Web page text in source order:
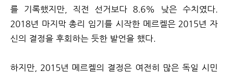
를 기록했지만, 직전 선거보다 8.6% 낮은 수치였다.
2018년 마지막 총리 임기를 시작한 메르켈은 2015년 자
신의 결정을 후회하는 듯한 발언을 했다.
하지만, 2015년 메르켈의 결정은 여전히 많은 독일 시민